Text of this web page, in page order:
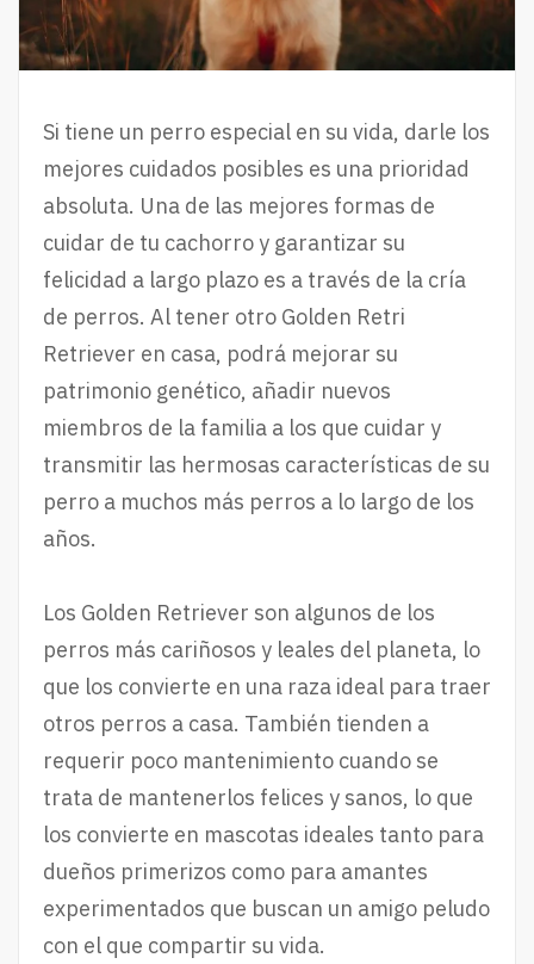
Si tiene un perro especial en su vida, darle los
mejores cuidados posibles es una prioridad
absoluta. Una de las mejores formas de
cuidar de tu cachorro y garantizar su
felicidad a largo plazo es a través de la cría
de perros. Al tener otro Golden Retri
Retriever en casa, podrá mejorar su
patrimonio genético, añadir nuevos
miembros de la familia a los que cuidar y
transmitir las hermosas características de su
perro a muchos más perros a lo largo de los
años.
Los Golden Retriever son algunos de los
perros más cariñosos y leales del planeta, lo
que los convierte en una raza ideal para traer
otros perros a casa. También tienden a
requerir poco mantenimiento cuando se
trata de mantenerlos felices y sanos, lo que
los convierte en mascotas ideales tanto para
dueños primerizos como para amantes
experimentados que buscan un amigo peludo
con el que compartir su vida.